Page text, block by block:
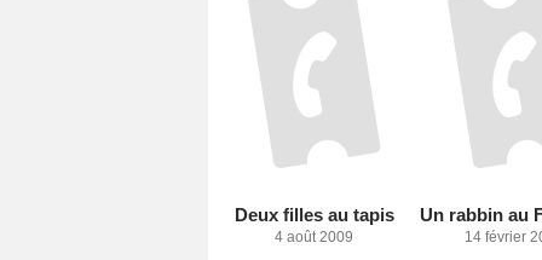
Deux filles au tapis
4 août 2009 14 février